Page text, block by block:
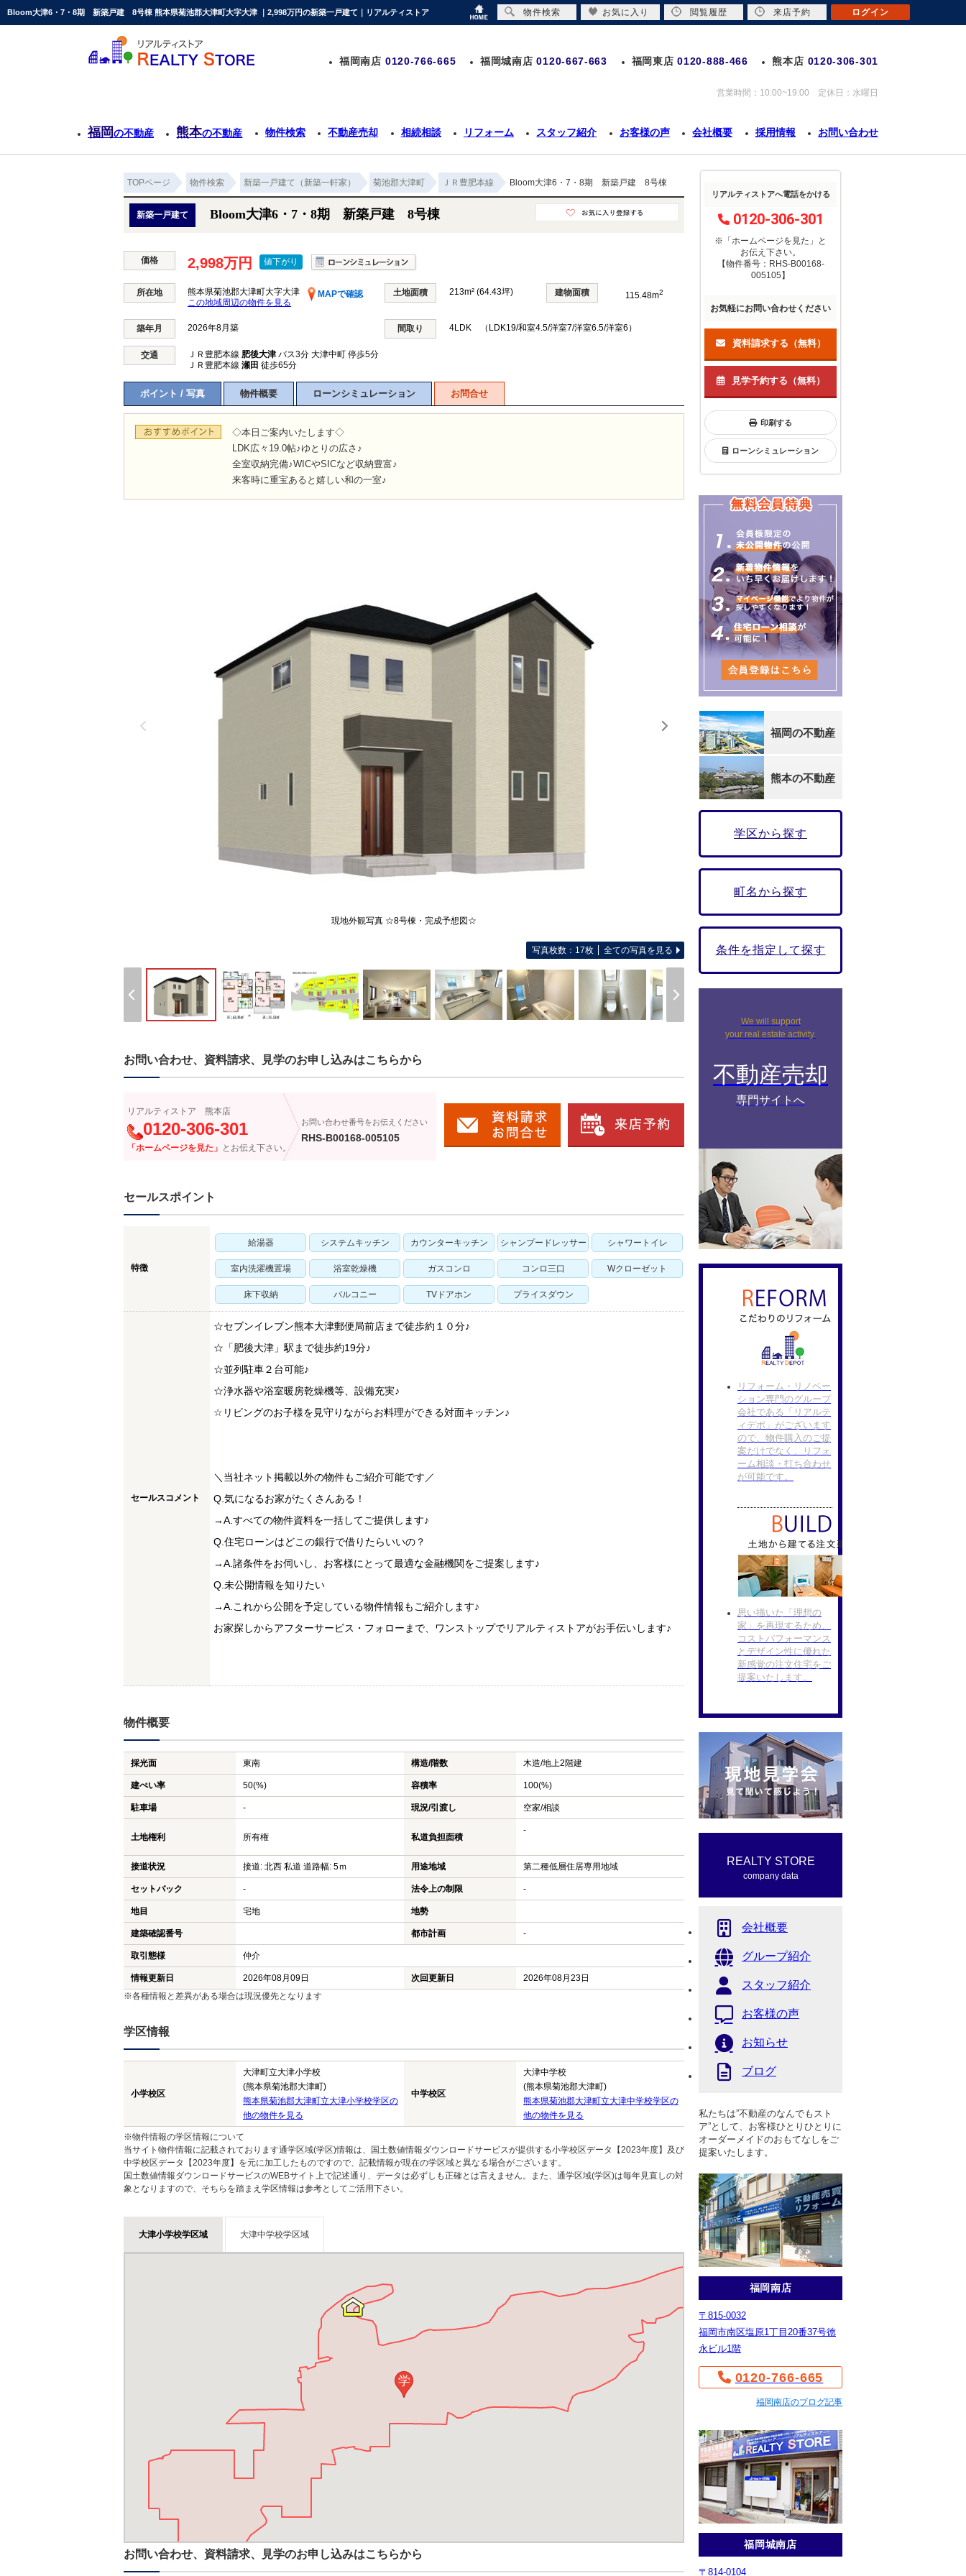
Bloom大津6・7・8期 新築戸建 8号棟 熊本県菊池郡大津町大字大津 ｜2,998万円の新築一戸建て｜リアルティストア
福岡南店 0120-766-665 福岡城南店 0120-667-663 福岡東店 0120-888-466 熊本店 0120-306-301
営業時間：10:00~19:00 定休日：水曜日
福岡の不動産 熊本の不動産 物件検索 不動産売却 相続相談 リフォーム スタッフ紹介 お客様の声 会社概要 採用情報 お問い合わせ
TOPページ 物件検索 新築一戸建て（新築一軒家） 菊池郡大津町 ＪＲ豊肥本線 Bloom大津6・7・8期 新築戸建 8号棟
新築一戸建て Bloom大津6・7・8期 新築戸建 8号棟
価格 2,998万円 値下がり
所在地 熊本県菊池郡大津町大字大津
MAPで確認
この地域周辺の物件を見る
土地面積 213m² (64.43坪) 建物面積 115.48m2
築年月 2026年8月築 間取り 4LDK （LDK19/和室4.5/洋室7/洋室6.5/洋室6）
交通 ＪＲ豊肥本線 肥後大津 バス3分 大津中町 停歩5分
ＪＲ豊肥本線 瀬田 徒歩65分
ポイント / 写真 物件概要 ローンシミュレーション お問合せ
◇本日ご案内いたします◇
LDK広々19.0帖♪ゆとりの広さ♪
全室収納完備♪WICやSICなど収納豊富♪
来客時に重宝あると嬉しい和の一室♪
現地外観写真 ☆8号棟・完成予想図☆
写真枚数：17枚 全ての写真を見る
お問い合わせ、資料請求、見学のお申し込みはこちらから
リアルティストア 熊本店
0120-306-301
「ホームページを見た」 とお伝え下さい。
お問い合わせ番号をお伝えください
RHS-B00168-005105
セールスポイント
特徴
給湯器 システムキッチン カウンターキッチン シャンプードレッサー シャワートイレ
室内洗濯機置場 浴室乾燥機 ガスコンロ コンロ三口 Wクローゼット
床下収納 バルコニー TVドアホン プライスダウン
セールスコメント
☆セブンイレブン熊本大津郵便局前店まで徒歩約１０分♪
☆「肥後大津」駅まで徒歩約19分♪
☆並列駐車２台可能♪
☆浄水器や浴室暖房乾燥機等、設備充実♪
☆リビングのお子様を見守りながらお料理ができる対面キッチン♪
＼当社ネット掲載以外の物件もご紹介可能です／
Q.気になるお家がたくさんある！
→A.すべての物件資料を一括してご提供します♪
Q.住宅ローンはどこの銀行で借りたらいいの？
→A.諸条件をお伺いし、お客様にとって最適な金融機関をご提案します♪
Q.未公開情報を知りたい
→A.これから公開を予定している物件情報もご紹介します♪
お家探しからアフターサービス・フォローまで、ワンストップでリアルティストアがお手伝いします♪
物件概要
採光面 東南 構造/階数 木造/地上2階建
建ぺい率 50(%) 容積率 100(%)
駐車場 - 現況/引渡し 空家/相談
土地権利 所有権 私道負担面積
-
接道状況 接道: 北西 私道 道路幅: 5ｍ 用途地域 第二種低層住居専用地域
セットバック - 法令上の制限 -
地目 宅地 地勢
建築確認番号 都市計画 -
取引態様 仲介
情報更新日 2026年08月09日 次回更新日
2026年08月23日
※各種情報と差異がある場合は現況優先となります
学区情報
小学校区
大津町立大津小学校
(熊本県菊池郡大津町)
熊本県菊池郡大津町立大津小学校学区の
他の物件を見る
中学校区
大津中学校
(熊本県菊池郡大津町)
熊本県菊池郡大津町立大津中学校学区の
他の物件を見る
※物件情報の学区情報について
当サイト物件情報に記載されております通学区域(学区)情報は、国土数値情報ダウンロードサービスが提供する小学校区データ【2023年度】及び
中学校区データ【2023年度】を元に加工したものですので、記載情報が現在の学区域と異なる場合がございます。
国土数値情報ダウンロードサービスのWEBサイト上で記述通り、データは必ずしも正確とは言えません。また、通学区域(学区)は毎年見直しの対
象となりますので、そちらを踏まえ学区情報は参考としてご活用下さい。
大津小学校学区域 大津中学校学区域
学
お問い合わせ、資料請求、見学のお申し込みはこちらから
リアルティストアへ電話をかける
0120-306-301
※「ホームページを見た」
と
お伝え下さい。
【物件番号：RHS-B00168-
005105】
お気軽にお問い合わせください
資料請求する（無料）
見学予約する（無料）
印刷する
ローンシミュレーション
福岡の不動産
熊本の不動産
学区から探す
町名から探す
条件を指定して探す
We will support
your real estate activity.
不動産売却
専門サイトへ
リフォーム・リノベー
ション専門のグループ
会社である「リアルテ
ィデポ」がございます
ので、物件購入のご提
案だけでなく、リフォ
ーム相談・打ち合わせ
が可能です。
思い描いた「理想の
家」を再現するため、
コストパフォーマンス
とデザイン性に優れた
新感覚の注文住宅をご
提案いたします。
REALTY STORE
company data
会社概要
グループ紹介
スタッフ紹介
お客様の声
お知らせ
ブログ
私たちは”不動産のなんでもスト
ア”として、お客様ひとりひとりに
オーダーメイドのおもてなしをご
提案いたします。
福岡南店
〒815-0032
福岡市南区塩原1丁目20番37号徳
永ビル1階
0120-766-665
福岡南店のブログ記事
福岡城南店
〒814-0104
物件検索 お気に入り 閲覧履歴 来店予約 ログイン